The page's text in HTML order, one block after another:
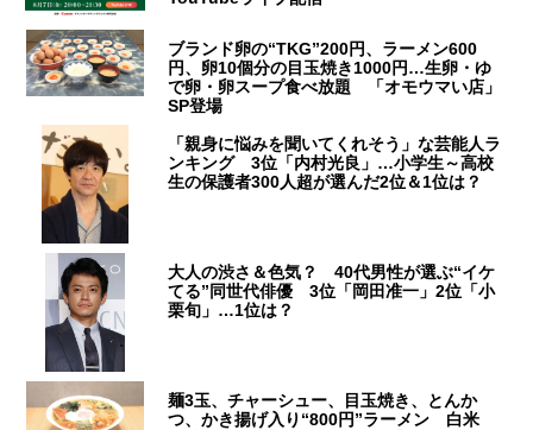
ブランド卵の“TKG”200円、ラーメン600
円、卵10個分の目玉焼き1000円…生卵・ゆ
で卵・卵スープ食べ放題 「オモウマい店」
SP登場
「親身に悩みを聞いてくれそう」な芸能人ラ
ンキング 3位「内村光良」…小学生～高校
生の保護者300人超が選んだ2位＆1位は？
大人の渋さ＆色気？ 40代男性が選ぶ“イケ
てる”同世代俳優 3位「岡田准一」2位「小
栗旬」…1位は？
麺3玉、チャーシュー、目玉焼き、とんか
つ、かき揚げ入り“800円”ラーメン 白米